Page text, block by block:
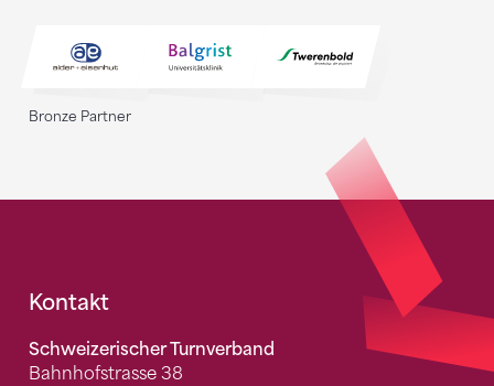
Bronze Partner
Fusszeile
Kontakt
Schweizerischer Turnverband
Bahnhofstrasse 38